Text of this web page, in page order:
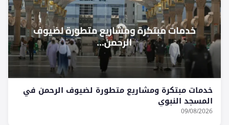
خدمات مبتكرة ومشاريع متطورة لضيوف الرحمن في
المسجد النبوي
09/08/2026